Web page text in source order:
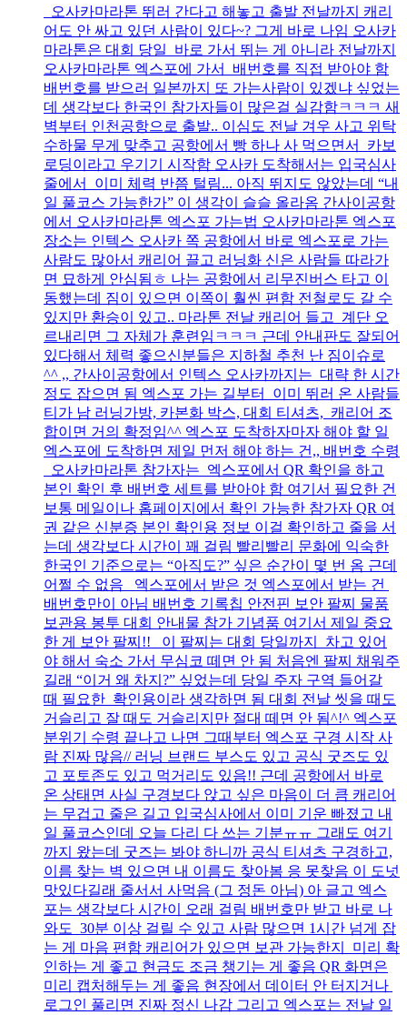
오사카마라톤 뛰러 간다고 해놓고 출발 전날까지 캐리
어도 안 싸고 있던 사람이 있다~? 그게 바로 나임 오사카
마라톤은 대회 당일 바로 가서 뛰는 게 아니라 전날까지
오사카마라톤 엑스포에 가서 배번호를 직접 받아야 함
배번호를 받으러 일본까지 또 가는사람이 있겠냐 싶었는
데 생각보다 한국인 참가자들이 많은걸 실감함ㅋㅋㅋ 새
벽부터 인천공항으로 출발.. 이심도 전날 겨우 사고 위탁
수하물 무게 맞추고 공항에서 빵 하나 사 먹으면서 카보
로딩이라고 우기기 시작함 오사카 도착해서는 입국심사
줄에서 이미 체력 반쯤 털림... 아직 뛰지도 않았는데 “내
일 풀코스 가능한가” 이 생각이 슬슬 올라옴 간사이공항
에서 오사카마라톤 엑스포 가는법 오사카마라톤 엑스포
장소는 인텍스 오사카 쪽 공항에서 바로 엑스포로 가는
사람도 많아서 캐리어 끌고 러닝화 신은 사람들 따라가
면 묘하게 안심됨ㅎ 나는 공항에서 리무진버스 타고 이
동했는데 짐이 있으면 이쪽이 훨씬 편함 전철로도 갈 수
있지만 환승이 있고.. 마라톤 전날 캐리어 들고 계단 오
르내리면 그 자체가 훈련임ㅋㅋㅋ 근데 안내판도 잘되어
있다해서 체력 좋으신분들은 지하철 추천 난 짐이슈로
^^ ,, 간사이공항에서 인텍스 오사카까지는 대략 한 시간
정도 잡으면 됨 엑스포 가는 길부터 이미 뛰러 온 사람들
티가 남 러닝가방, 카본화 박스, 대회 티셔츠, 캐리어 조
합이면 거의 확정임^^ 엑스포 도착하자마자 해야 할 일
엑스포에 도착하면 제일 먼저 해야 하는 건,, 배번호 수령
오사카마라톤 참가자는 엑스포에서 QR 확인을 하고
본인 확인 후 배번호 세트를 받아야 함 여기서 필요한 건
보통 메일이나 홈페이지에서 확인 가능한 참가자 QR 여
권 같은 신분증 본인 확인용 정보 이걸 확인하고 줄을 서
는데 생각보다 시간이 꽤 걸림 빨리빨리 문화에 익숙한
한국인 기준으로는 “아직도?” 싶은 순간이 몇 번 옴 근데
어쩔 수 없음 엑스포에서 받은 것 엑스포에서 받는 건
배번호만이 아님 배번호 기록칩 안전핀 보안 팔찌 물품
보관용 봉투 대회 안내물 참가 기념품 여기서 제일 중요
한 게 보안 팔찌!! 이 팔찌는 대회 당일까지 차고 있어
야 해서 숙소 가서 무심코 떼면 안 됨 처음엔 팔찌 채워주
길래 “이거 왜 차지?” 싶었는데 당일 주자 구역 들어갈
때 필요한 확인용이라 생각하면 됨 대회 전날 씻을 때도
거슬리고 잘 때도 거슬리지만 절대 떼면 안 됨^!^ 엑스포
분위기 수령 끝나고 나면 그때부터 엑스포 구경 시작 사
람 진짜 많음// 러닝 브랜드 부스도 있고 공식 굿즈도 있
고 포토존도 있고 먹거리도 있음!! 근데 공항에서 바로
온 상태면 사실 구경보다 앉고 싶은 마음이 더 큼 캐리어
는 무겁고 줄은 길고 입국심사에서 이미 기운 빠졌고 내
일 풀코스인데 오늘 다리 다 쓰는 기분ㅠㅠ 그래도 여기
까지 왔는데 굿즈는 봐야 하니까 공식 티셔츠 구경하고,
이름 찾는 벽 있으면 내 이름도 찾아봄 응 못찾음 이 도넛
맛있다길래 줄서서 사먹음 (그 정돈 아님) 아 글고 엑스
포는 생각보다 시간이 오래 걸림 배번호만 받고 바로 나
와도 30분 이상 걸릴 수 있고 사람 많으면 1시간 넘게 잡
는 게 마음 편함 캐리어가 있으면 보관 가능한지 미리 확
인하는 게 좋고 현금도 조금 챙기는 게 좋음 QR 화면은
미리 캡처해두는 게 좋음 현장에서 데이터 안 터지거나
로그인 풀리면 진짜 정신 나감 그리고 엑스포는 전날 일